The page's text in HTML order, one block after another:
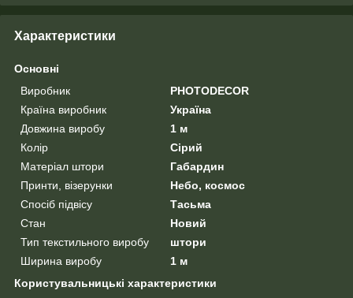
Характеристики
Основні
Виробник
PHOTODECOR
Країна виробник
Україна
Довжина виробу
1 м
Колір
Сірий
Матеріал штори
Габардин
Принти, візерунки
Небо, космос
Спосіб підвісу
Тасьма
Стан
Новий
Тип текстильного виробу
штори
Ширина виробу
1 м
Користувальницькі характеристики